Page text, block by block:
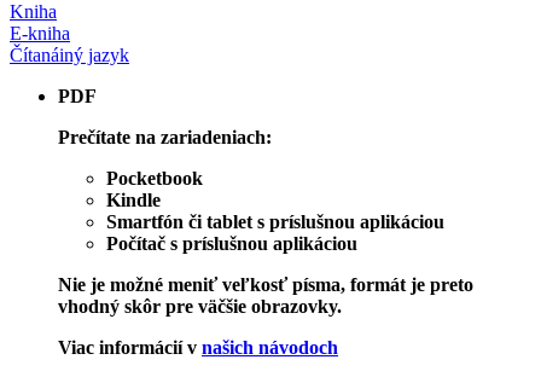
Kniha
E-kniha
Čítanáiný jazyk
PDF
Prečítate na zariadeniach:
Pocketbook
Kindle
Smartfón či tablet s príslušnou aplikáciou
Počítač s príslušnou aplikáciou
Nie je možné meniť veľkosť písma, formát je preto
vhodný skôr pre väčšie obrazovky.
Viac informácií v našich návodoch